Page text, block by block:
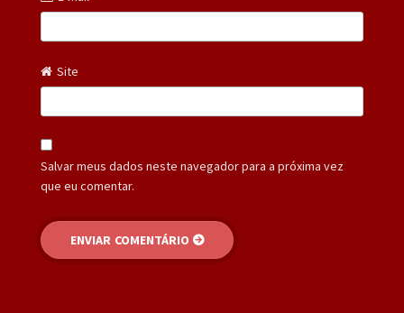
Site
Salvar meus dados neste navegador para a próxima vez
que eu comentar.